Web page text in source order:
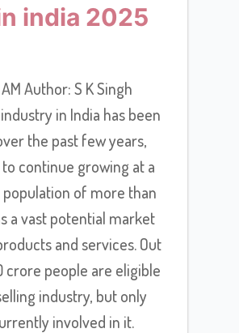
india 2025
Author: S K Singh
in India has been
the past few years,
continue growing at a
population of more than
a vast potential market
and services. Out
crore people are eligible
industry, but only
involved in it.